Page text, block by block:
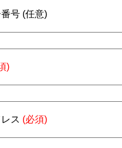
号 (任意)
)
ス (必須)